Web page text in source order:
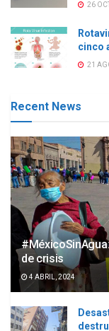
26
cinco
21
Recent News
de crisis
4 ABRIL, 2024